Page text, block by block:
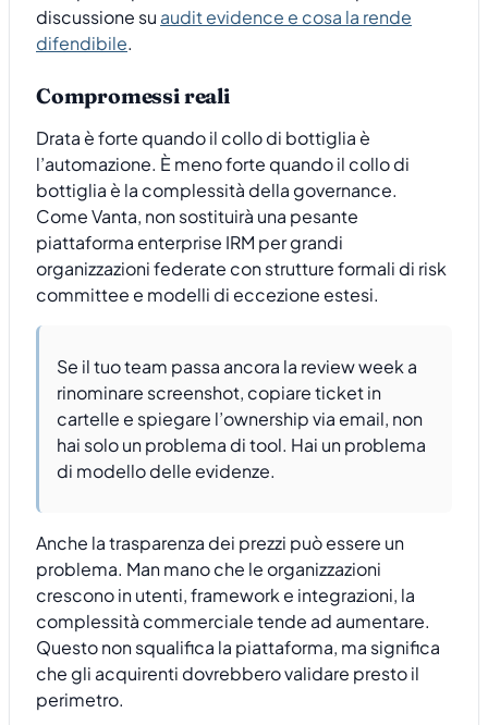
discussione su audit evidence e cosa la rende
difendibile.
Compromessi reali
Drata è forte quando il collo di bottiglia è
l’automazione. È meno forte quando il collo di
bottiglia è la complessità della governance.
Come Vanta, non sostituirà una pesante
piattaforma enterprise IRM per grandi
organizzazioni federate con strutture formali di risk
committee e modelli di eccezione estesi.
Se il tuo team passa ancora la review week a
rinominare screenshot, copiare ticket in
cartelle e spiegare l’ownership via email, non
hai solo un problema di tool. Hai un problema
di modello delle evidenze.
Anche la trasparenza dei prezzi può essere un
problema. Man mano che le organizzazioni
crescono in utenti, framework e integrazioni, la
complessità commerciale tende ad aumentare.
Questo non squalifica la piattaforma, ma significa
che gli acquirenti dovrebbero validare presto il
perimetro.